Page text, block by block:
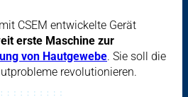
CSEM entwickelte Gerät
erste Maschine zur
von Hautgewebe. Sie soll die
revolutionieren.